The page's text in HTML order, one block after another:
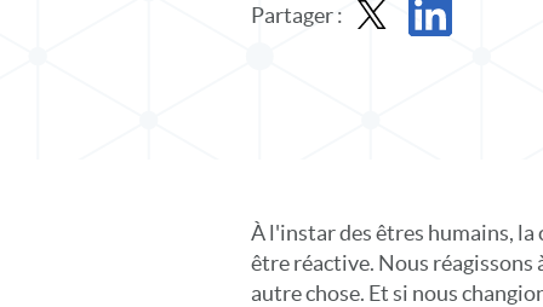
Partager :
À l'instar des êtres humains, la
être réactive. Nous réagissons
autre chose. Et si nous